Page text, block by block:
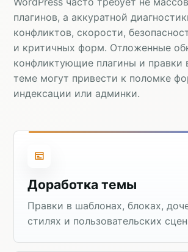
плагинов, а аккуратной
конфликтов, скорости,
и критичных форм. Отложенные
конфликтующие плагины и правки
теме могут привести к поломке
индексации или админки.
Доработка темы
Правки в шаблонах, блоках,
стилях и пользовательских